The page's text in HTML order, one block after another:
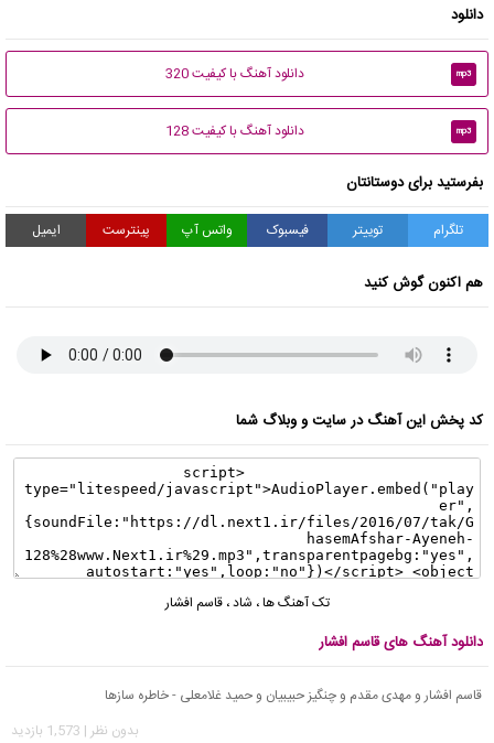
دانلود
mp3 دانلود آهنگ با کیفیت 320
mp3 دانلود آهنگ با کیفیت 128
بفرستید برای دوستانتان
تلگرام توییتر فیسبوک واتس آپ پینترست ایمیل
هم اکنون گوش کنید
کد پخش این آهنگ در سایت و وبلاگ شما
تک آهنگ ها، شاد،قاسم افشار
دانلود آهنگ های قاسم افشار
قاسم افشار و مهدی مقدم و چنگیز حبیبیان و حمید غلامعلی - خاطره سازها
بدون نظر | 1,573 بازدید